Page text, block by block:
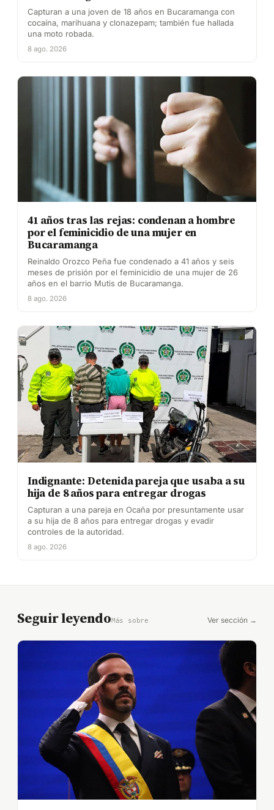
Capturan a una joven de 18 años en Bucaramanga con
cocaína, marihuana y clonazepam; también fue hallada
una moto robada.
8 ago. 2026
41 años tras las rejas: condenan a hombre
por el feminicidio de una mujer en
Bucaramanga
Reinaldo Orozco Peña fue condenado a 41 años y seis
meses de prisión por el feminicidio de una mujer de 26
años en el barrio Mutis de Bucaramanga.
8 ago. 2026
Indignante: Detenida pareja que usaba a su
hija de 8 años para entregar drogas
Capturan a una pareja en Ocaña por presuntamente usar
a su hija de 8 años para entregar drogas y evadir
controles de la autoridad.
8 ago. 2026
Seguir leyendoMás sobre Ver sección →